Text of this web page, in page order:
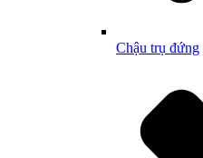
Chậu trụ đứng